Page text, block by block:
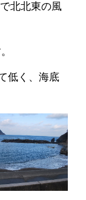
北北東の風
低く、海底